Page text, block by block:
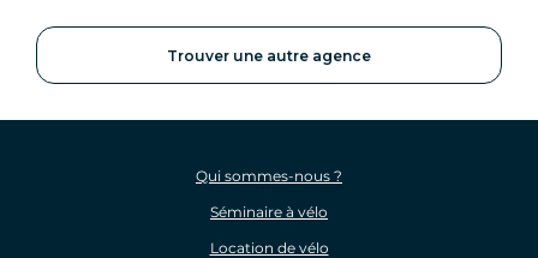
Trouver une autre agence
Qui sommes-nous ?
Séminaire à vélo
Location de vélo